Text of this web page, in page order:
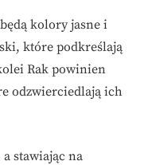
kolory jasne i
które podkreślają
Rak powinien
odzwierciedlają ich
stawiając na